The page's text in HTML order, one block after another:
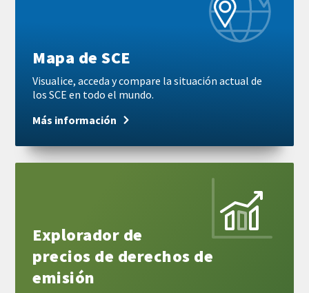
Mapa de SCE
Visualice, acceda y compare la situación actual de
los SCE en todo el mundo.
Más información
Explorador de
precios de derechos de
emisión